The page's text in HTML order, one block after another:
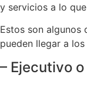
y servicios a lo
Estos son algunos
pueden llegar a los
– Ejecutivo